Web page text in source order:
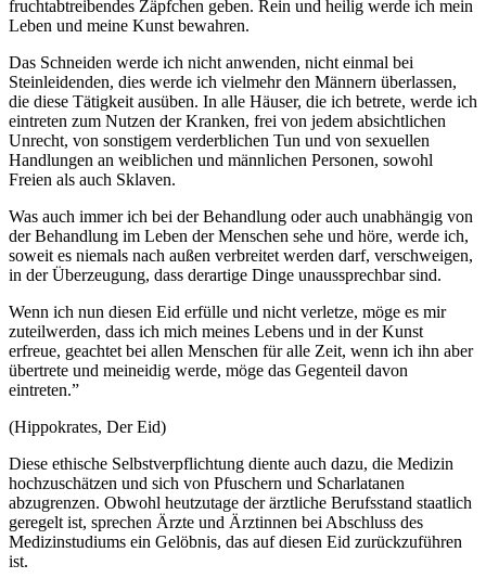
fruchtabtreibendes Zäpfchen geben. Rein und heilig werde ich mein
Leben und meine Kunst bewahren.
Das Schneiden werde ich nicht anwenden, nicht einmal bei
Steinleidenden, dies werde ich vielmehr den Männern überlassen,
die diese Tätigkeit ausüben. In alle Häuser, die ich betrete, werde ich
eintreten zum Nutzen der Kranken, frei von jedem absichtlichen
Unrecht, von sonstigem verderblichen Tun und von sexuellen
Handlungen an weiblichen und männlichen Personen, sowohl
Freien als auch Sklaven.
Was auch immer ich bei der Behandlung oder auch unabhängig von
der Behandlung im Leben der Menschen sehe und höre, werde ich,
soweit es niemals nach außen verbreitet werden darf, verschweigen,
in der Überzeugung, dass derartige Dinge unaussprechbar sind.
Wenn ich nun diesen Eid erfülle und nicht verletze, möge es mir
zuteilwerden, dass ich mich meines Lebens und in der Kunst
erfreue, geachtet bei allen Menschen für alle Zeit, wenn ich ihn aber
übertrete und meineidig werde, möge das Gegenteil davon
eintreten.”
(Hippokrates, Der Eid)
Diese ethische Selbstverpflichtung diente auch dazu, die Medizin
hochzuschätzen und sich von Pfuschern und Scharlatanen
abzugrenzen. Obwohl heutzutage der ärztliche Berufsstand staatlich
geregelt ist, sprechen Ärzte und Ärztinnen bei Abschluss des
Medizinstudiums ein Gelöbnis, das auf diesen Eid zurückzuführen
ist.